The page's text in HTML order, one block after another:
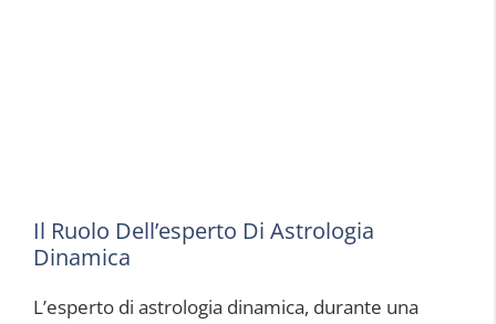
Il Ruolo Dell’esperto Di Astrologia
Dinamica
L’esperto di astrologia dinamica, durante una